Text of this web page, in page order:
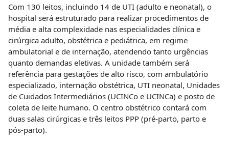
Com 130 leitos, incluindo 14 de UTI (adulto e neonatal), o
hospital será estruturado para realizar procedimentos de
média e alta complexidade nas especialidades clínica e
cirúrgica adulto, obstétrica e pediátrica, em regime
ambulatorial e de internação, atendendo tanto urgências
quanto demandas eletivas. A unidade também será
referência para gestações de alto risco, com ambulatório
especializado, internação obstétrica, UTI neonatal, Unidades
de Cuidados Intermediários (UCINCo e UCINCa) e posto de
coleta de leite humano. O centro obstétrico contará com
duas salas cirúrgicas e três leitos PPP (pré-parto, parto e
pós-parto).